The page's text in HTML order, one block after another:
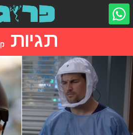
תגיות